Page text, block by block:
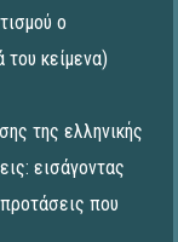
ο
του κείμενα)
της ελληνικής
εισάγοντας
που